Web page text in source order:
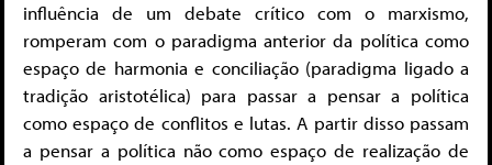
influência de um debate crítico com o marxismo,
romperam com o paradigma anterior da política como
espaço de harmonia e conciliação (paradigma ligado a
tradição aristotélica) para passar a pensar a política
como espaço de conflitos e lutas. A partir disso passam
a pensar a política não como espaço de realização de